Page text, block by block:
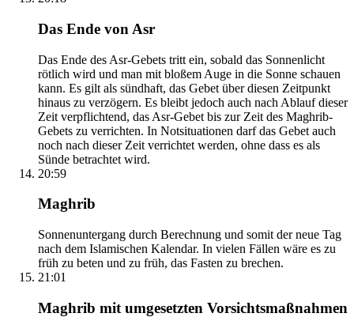
Das Ende von Asr
Das Ende des Asr-Gebets tritt ein, sobald das Sonnenlicht
rötlich wird und man mit bloßem Auge in die Sonne schauen
kann. Es gilt als sündhaft, das Gebet über diesen Zeitpunkt
hinaus zu verzögern. Es bleibt jedoch auch nach Ablauf dieser
Zeit verpflichtend, das Asr-Gebet bis zur Zeit des Maghrib-
Gebets zu verrichten. In Notsituationen darf das Gebet auch
noch nach dieser Zeit verrichtet werden, ohne dass es als
Sünde betrachtet wird.
20:59
Maghrib
Sonnenuntergang durch Berechnung und somit der neue Tag
nach dem Islamischen Kalendar. In vielen Fällen wäre es zu
früh zu beten und zu früh, das Fasten zu brechen.
21:01
Maghrib mit umgesetzten Vorsichtsmaßnahmen